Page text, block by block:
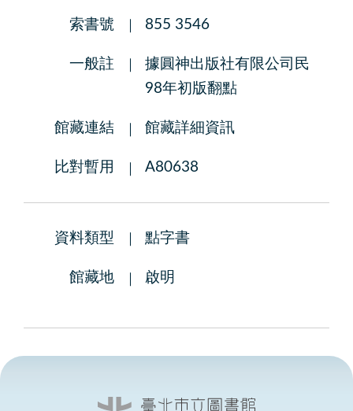
索書號 855 3546
一般註
據圓神出版社有限公司民
98年初版翻點
館藏連結 館藏詳細資訊
比對暫用 A80638
資料類型 點字書
館藏地 啟明